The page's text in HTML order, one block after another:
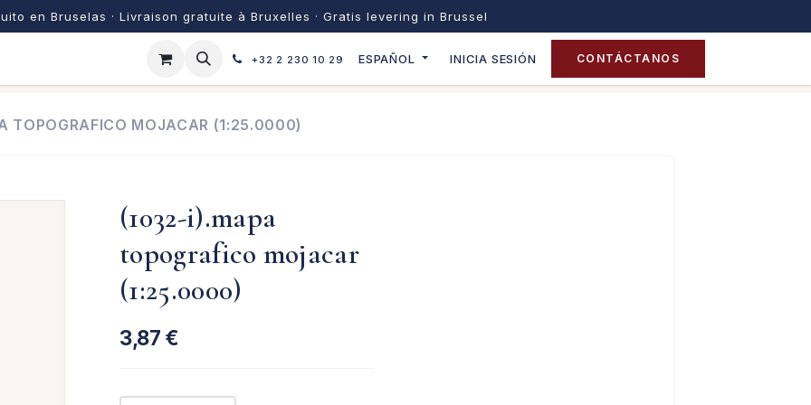
en Bruselas · Livraison gratuite à Bruxelles · Gratis levering in Brussel
+32 2 230 10 29 ESPAÑOL INICIA SESIÓN CONTÁCTANOS
TOPOGRAFICO MOJACAR (1:25.0000)
(1032-i).mapa
topografico mojacar
(1:25.0000)
3,87 €